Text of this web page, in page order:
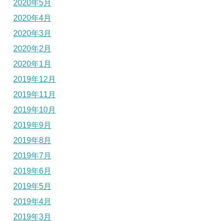
2020年5月
2020年4月
2020年3月
2020年2月
2020年1月
2019年12月
2019年11月
2019年10月
2019年9月
2019年8月
2019年7月
2019年6月
2019年5月
2019年4月
2019年3月